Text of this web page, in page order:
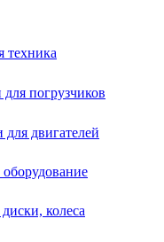
техника
для погрузчиков
для двигателей
колеса